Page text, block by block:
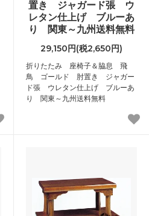
置き ジャガード張 ウ
レタン仕上げ ブルーあ
り 関東～九州送料無料
29,150円(税2,650円)
折りたたみ 座椅子＆脇息 飛
鳥 ゴールド 肘置き ジャガー
ド張 ウレタン仕上げ ブルーあ
り 関東～九州送料無料